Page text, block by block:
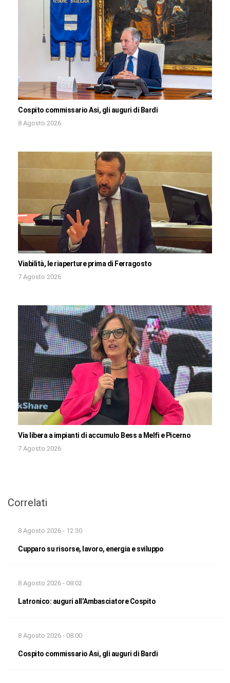
Cospito commissario Asi, gli auguri di Bardi
8 Agosto 2026
Viabilità, le riaperture prima di Ferragosto
7 Agosto 2026
Via libera a impianti di accumulo Bess a Melfi e Picerno
7 Agosto 2026
Correlati
8 Agosto 2026 - 12:30
Cupparo su risorse, lavoro, energia e sviluppo
8 Agosto 2026 - 08:02
Latronico: auguri all’Ambasciatore Cospito
8 Agosto 2026 - 08:00
Cospito commissario Asi, gli auguri di Bardi